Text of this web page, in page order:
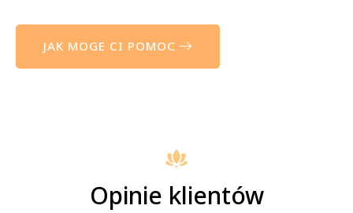
JAK MOGE CI POMOC
Opinie klientów